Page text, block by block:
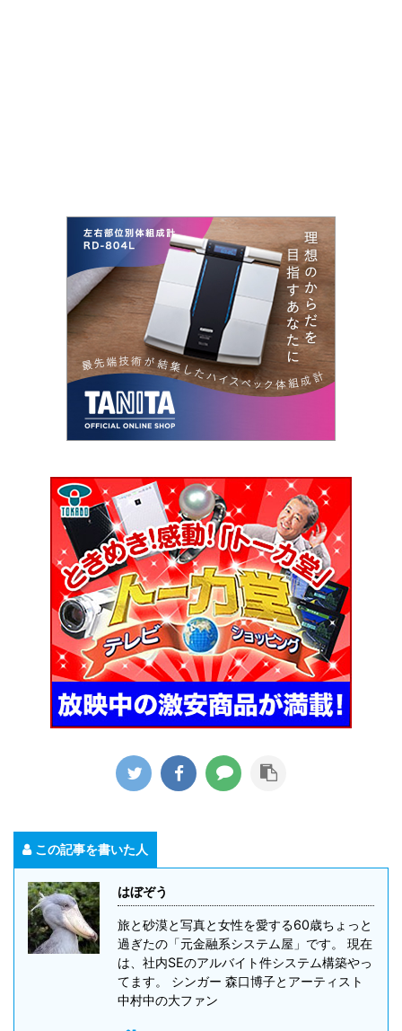
この記事を書いた人
はぼぞう
旅と砂漠と写真と女性を愛する60歳ちょっと
過ぎたの「元金融系システム屋」です。 現在
は、社内SEのアルバイト件システム構築やっ
てます。 シンガー 森口博子とアーティスト
中村中の大ファン